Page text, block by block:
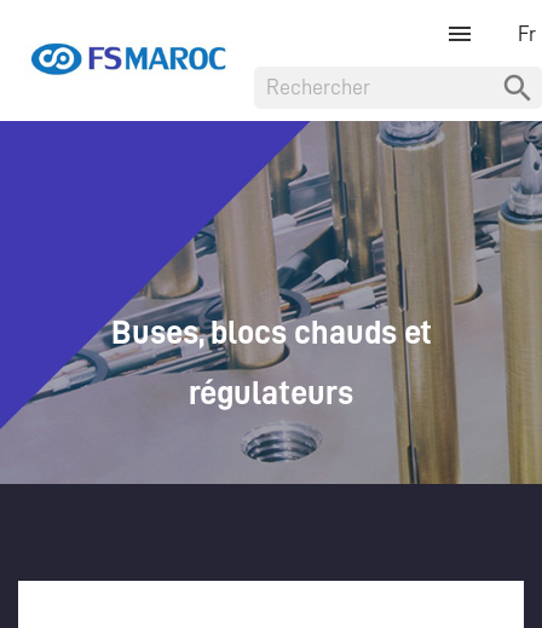

Buses, blocs chauds et
régulateurs